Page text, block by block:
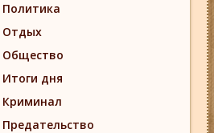
Политика
Отдых
Общество
Итоги дня
Криминал
Предательство